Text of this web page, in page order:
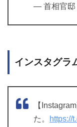
— 首相官邸
インスタグラ
【
た。
https://